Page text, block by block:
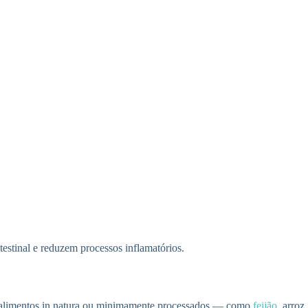
e reduzem processos inflamatórios.
in natura ou minimamente processados — como feijão , arroz,